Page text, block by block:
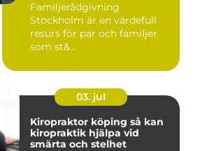
Familjerådgivning
Stockholm är en värdefull
resurs för par och familjer
som st&...
03. jul
Kiropraktor köping så kan
kiropraktik hjälpa vid
smärta och stelhet